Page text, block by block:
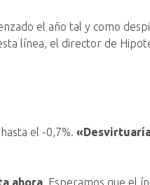
el año tal y como
línea, el director de
el -0,7%.
ahora. Esperamos que el